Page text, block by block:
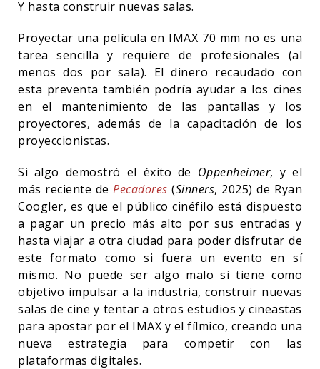
Y hasta construir nuevas salas.
Proyectar una película en IMAX 70 mm no es una
tarea sencilla y requiere de profesionales (al
menos dos por sala). El dinero recaudado con
esta preventa también podría ayudar a los cines
en el mantenimiento de las pantallas y los
proyectores, además de la capacitación de los
proyeccionistas.
Si algo demostró el éxito de Oppenheimer, y el
más reciente dePecadores (Sinners, 2025) de Ryan
Coogler, es que el público cinéfilo está dispuesto
a pagar un precio más alto por sus entradas y
hasta viajar a otra ciudad para poder disfrutar de
este formato como si fuera un evento en sí
mismo. No puede ser algo malo si tiene como
objetivo impulsar a la industria, construir nuevas
salas de cine y tentar a otros estudios y cineastas
para apostar por el IMAX y el fílmico, creando una
nueva estrategia para competir con las
plataformas digitales.